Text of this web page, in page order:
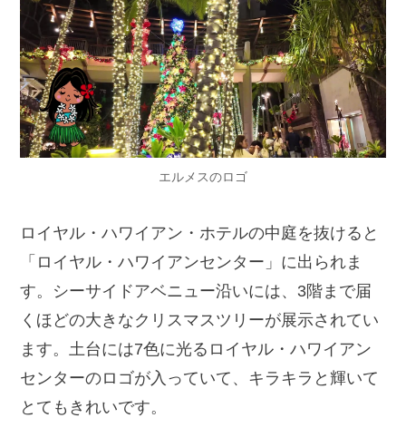
エルメスのロゴ
ロイヤル・ハワイアン・ホテルの中庭を抜けると
「ロイヤル・ハワイアンセンター」に出られま
す。シーサイドアベニュー沿いには、3階まで届
くほどの大きなクリスマスツリーが展示されてい
ます。土台には7色に光るロイヤル・ハワイアン
センターのロゴが入っていて、キラキラと輝いて
とてもきれいです。